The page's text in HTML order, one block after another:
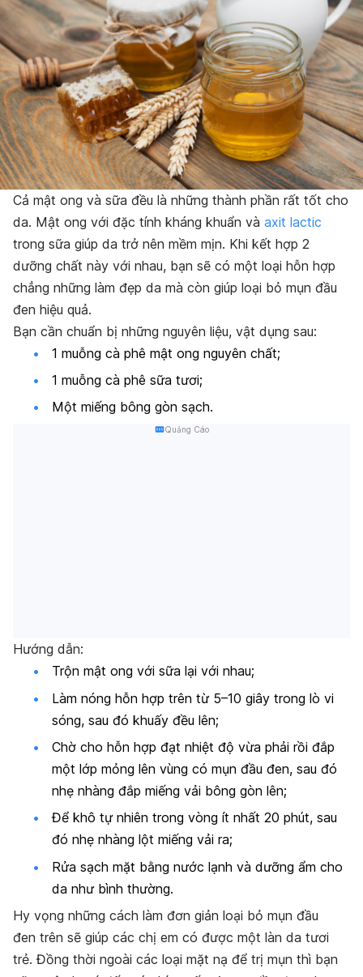
Cả mật ong và sữa đều là những thành phần rất tốt cho
da. Mật ong với đặc tính kháng khuẩn và axit lactic
trong sữa giúp da trở nên mềm mịn. Khi kết hợp 2
dưỡng chất này với nhau, bạn sẽ có một loại hỗn hợp
chẳng những làm đẹp da mà còn giúp loại bỏ mụn đầu
đen hiệu quả.
Bạn cần chuẩn bị những nguyên liệu, vật dụng sau:
1 muỗng cà phê mật ong nguyên chất;
1 muỗng cà phê sữa tươi;
Một miếng bông gòn sạch.
Quảng Cáo
Hướng dẫn:
Trộn mật ong với sữa lại với nhau;
Làm nóng hỗn hợp trên từ 5–10 giây trong lò vi
sóng, sau đó khuấy đều lên;
Chờ cho hỗn hợp đạt nhiệt độ vừa phải rồi đắp
một lớp mỏng lên vùng có mụn đầu đen, sau đó
nhẹ nhàng đắp miếng vải bông gòn lên;
Để khô tự nhiên trong vòng ít nhất 20 phút, sau
đó nhẹ nhàng lột miếng vải ra;
Rửa sạch mặt bằng nước lạnh và dưỡng ẩm cho
da như bình thường.
Hy vọng những cách làm đơn giản loại bỏ mụn đầu
đen trên sẽ giúp các chị em có được một làn da tươi
trẻ. Đồng thời ngoài các loại mặt nạ để trị mụn thì bạn